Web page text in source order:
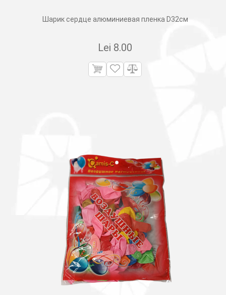
Шарик сердце алюминиевая пленка D32см
Lei 8.00